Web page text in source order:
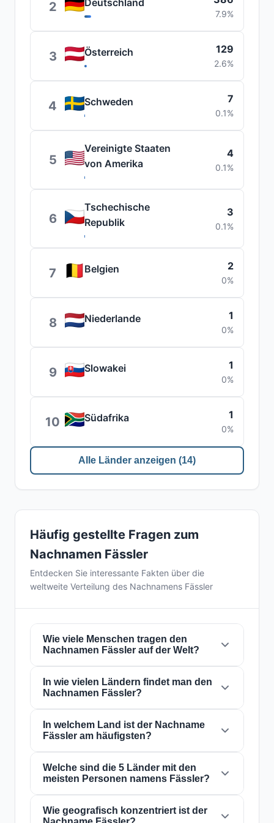
2 Deutschland
7.9%
3 Österreich 129
2.6%
4 Schweden 7
0.1%
5
Vereinigte Staaten
von Amerika
4
0.1%
6
Tschechische
Republik
3
0.1%
7 Belgien 2
0%
8 Niederlande 1
0%
9 Slowakei 1
0%
10 Südafrika 1
0%
Alle Länder anzeigen (14)
Häufig gestellte Fragen zum
Nachnamen Fässler
Entdecken Sie interessante Fakten über die
weltweite Verteilung des Nachnamens Fässler
Wie viele Menschen tragen den
Nachnamen Fässler auf der Welt?
Derzeit gibt es weltweit etwa4.899 Personen
mit dem NachnamenFässler
dass etwa 1 von1,632,986 Personenauf der
Welt diesen Nachnamen trägt. Er ist in14
Ländern präsent, was seine globale
Verbreitung widerspiegelt.
In wie vielen Ländern findet man den
Nachnamen Fässler?
Der NachnameFässlerist in14 Ländern
der ganzen Welt präsent. Dies klassifiziert ihn
als einen Nachnamen mitlokalReichweite.
Seine Präsenz in mehreren Ländern weist auf
historische Migrations- und
Familiendispersionsmuster über die
Jahrhunderte hin.
In welchem Land ist der Nachname
Fässler am häufigsten?
Der NachnameFässlerist am häufigsten in
Schweiz, wo ihn etwa4.361 Personentragen.
Dies entspricht89%der weltweiten
Gesamtzahl der Personen mit diesem
Welche sind die 5 Länder mit den
meisten Personen namens Fässler?
Die 5 Länder mit der höchsten Anzahl von
Wie geografisch konzentriert ist der